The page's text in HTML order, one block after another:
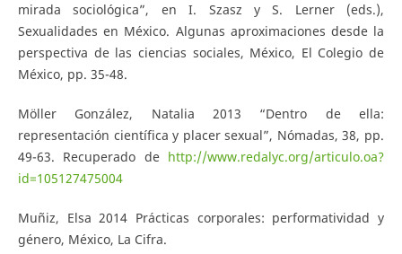
mirada sociológica”, en I. Szasz y S. Lerner (eds.),
Sexualidades en México. Algunas aproximaciones desde la
perspectiva de las ciencias sociales, México, El Colegio de
México, pp. 35-48.
Möller González, Natalia 2013 “Dentro de ella:
representación científica y placer sexual”, Nómadas, 38, pp.
49-63. Recuperado de http://www.redalyc.org/articulo.oa?
id=105127475004
Muñiz, Elsa 2014 Prácticas corporales: performatividad y
género, México, La Cifra.